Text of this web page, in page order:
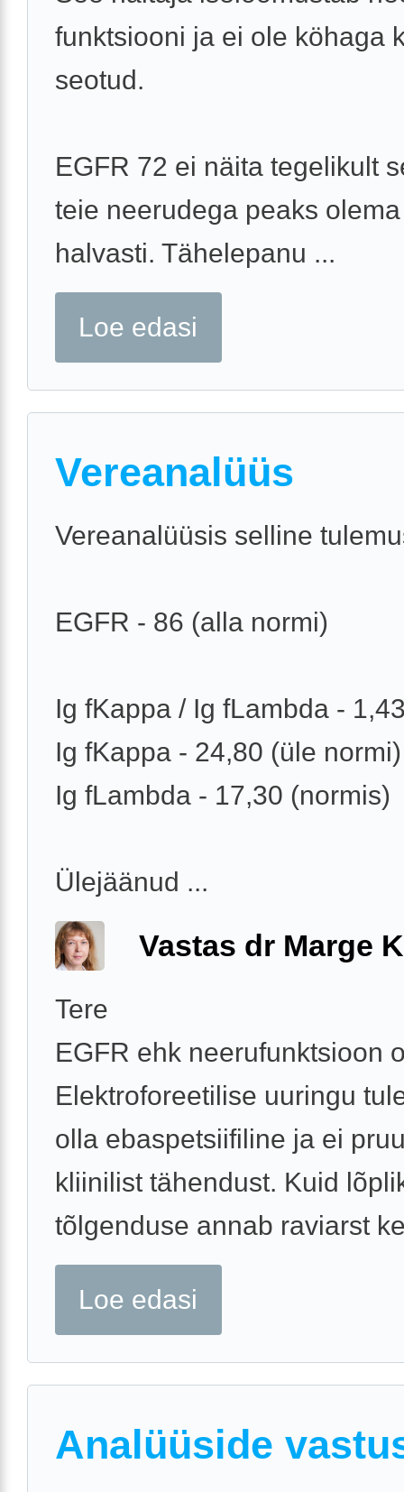
funktsiooni ja ei ole köhaga
seotud.
EGFR 72 ei näita tegelikult
teie neerudega peaks
halvasti. Tähelepanu ...
Loe edasi
Vereanalüüs
Vereanalüüsis selline
EGFR - 86 (alla normi)
Ig fKappa / Ig fLambda -
Ig fKappa - 24,80 (üle normi)
Ig fLambda - 17,30 (normis)
Ülejäänud ...
Vastas dr Marge
Tere
EGFR ehk neerufunktsioon
Elektroforeetilise uuringu
olla ebaspetsiifiline ja ei
kliinilist tähendust. Kuid
tõlgenduse annab raviarst
Loe edasi
Analüüside